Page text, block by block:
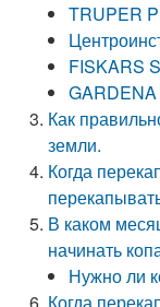
TRUPER
FISKARS
Как
земли.
Когда
В каком
начинать
Нужно ли